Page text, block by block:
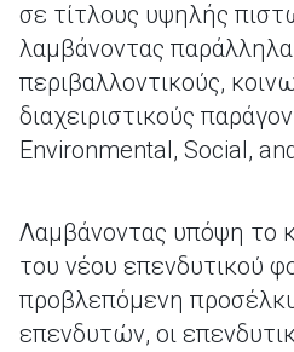
σε τίτλους υψηλής
λαμβάνοντας
περιβαλλοντικούς,
διαχειριστικούς
Environmental, Social,
Λαμβάνοντας υπόψη το
του νέου επενδυτικού
προβλεπόμενη
επενδυτών, οι